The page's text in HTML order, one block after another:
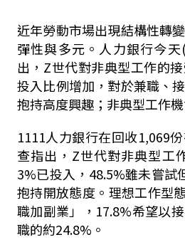
近年勞動市場出現結構性轉
彈性與多元。人力銀行今
出，Z世代對非典型工作的
投入比例增加，對於兼職、
抱持高度興趣；非典型工作
1111人力銀行在回收1,069
查指出，Z世代對非典型工
3%已投入，48.5%雖未嘗試
抱持開放態度。理想工作型
職加副業」，17.8%希望以
職的約24.8%。